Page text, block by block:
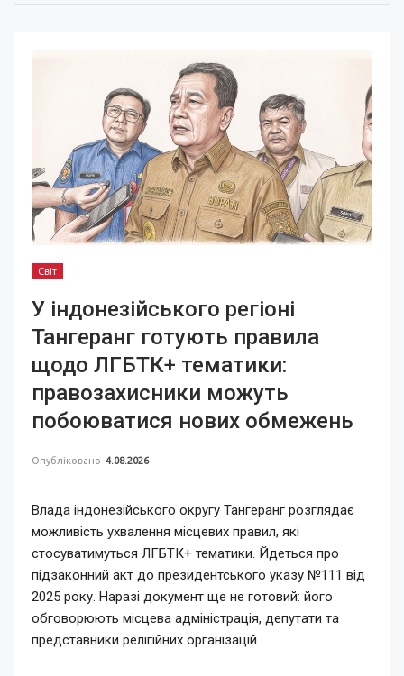
Світ
У індонезійського регіоні
Тангеранг готують правила
щодо ЛГБТК+ тематики:
правозахисники можуть
побоюватися нових обмежень
Опубліковано 4.08.2026
Влада індонезійського округу Тангеранг розглядає
можливість ухвалення місцевих правил, які
стосуватимуться ЛГБТК+ тематики. Йдеться про
підзаконний акт до президентського указу №111 від
2025 року. Наразі документ ще не готовий: його
обговорюють місцева адміністрація, депутати та
представники релігійних організацій.